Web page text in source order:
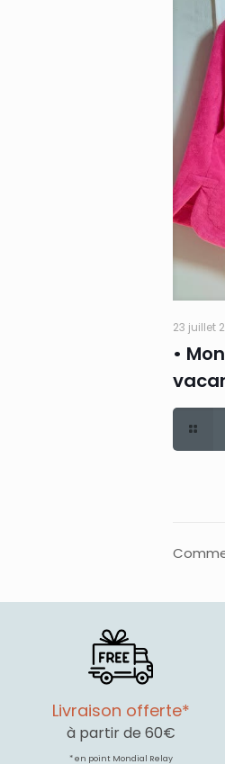
23 juillet
•
Livraison offerte*
à partir de 60€
* en point Mondial Relay